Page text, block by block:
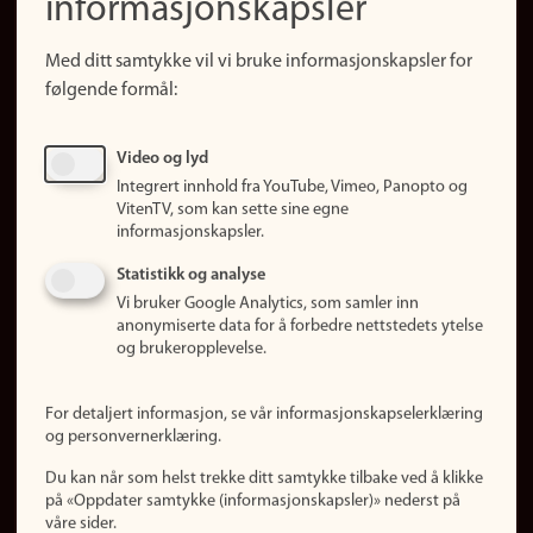
Finn studier
Ledige stillinger
Om nettstedet
Informasjonskapsler
Personvern
Logg inn
informasjonskapsler
Med ditt samtykke vil vi bruke informasjonskapsler for
følgende formål:
Video og lyd
Integrert innhold fra YouTube, Vimeo, Panopto og
VitenTV, som kan sette sine egne
informasjonskapsler.
Statistikk og analyse
Vi bruker Google Analytics, som samler inn
anonymiserte data for å forbedre nettstedets ytelse
og brukeropplevelse.
For detaljert informasjon, se vår informasjonskapselerklæring
og personvernerklæring.
Du kan når som helst trekke ditt samtykke tilbake ved å klikke
på «Oppdater samtykke (informasjonskapsler)» nederst på
våre sider.